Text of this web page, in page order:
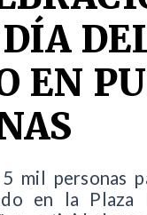
EN
mil personas
en la Plaza